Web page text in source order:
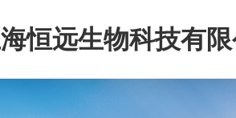
恒远生物科技有